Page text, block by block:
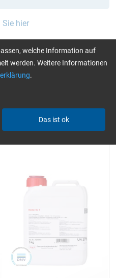
hier
bis 120 °C
GL (Boote
einzeln
welche Information auf
werden. Weitere Informationen
.
Das ist ok